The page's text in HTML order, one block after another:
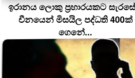
ඉරානය ලොකු ප‍්‍රහාරයකට
චීනයෙන් මිසයිල පද්ධති 400ක්
ගෙනේ...